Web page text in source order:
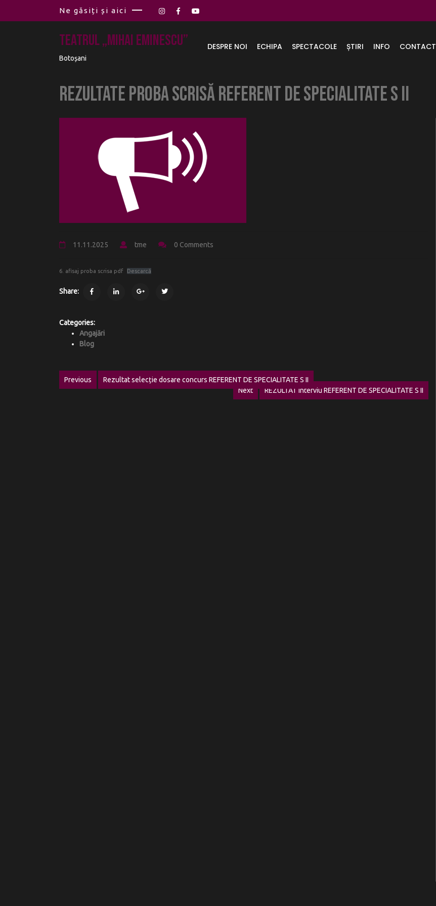
Ne găsiți și aici
Teatrul „Mihai Eminescu”
Botoșani
DESPRE NOI ECHIPA SPECTACOLE ȘTIRI INFO CONTACT
REZULTATE proba scrisă REFERENT DE SPECIALITATE S II
11.11.2025 tme 0 Comments
6. afisaj proba scrisa pdf Descarcă
Share:
Categories:
Angajări
Blog
Navigare
Previous
Previous
Rezultat selecție dosare concurs REFERENT DE SPECIALITATE S II
Next
Next
REZULTAT interviu REFERENT DE SPECIALITATE S II